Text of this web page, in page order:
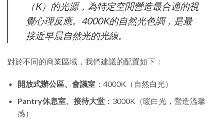
（K）的光源，為特定空間營造最合適的視
覺心理反應。4000K的自然光色調，是最
接近早晨自然光的光線。
對於不同的商業區域，我們建議的配置如下：
開放式辦公區、會議室：4000K（自然白光）
Pantry休息室、接待大堂：3000K（暖白光，營造溫馨
感）